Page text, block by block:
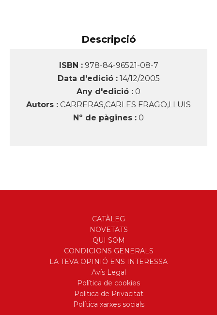
Descripció
ISBN : 978-84-96521-08-7
Data d'edició : 14/12/2005
Any d'edició : 0
Autors : CARRERAS,CARLES FRAGO,LLUIS
Nº de pàgines : 0
CATÀLEG
NOVETATS
QUI SOM
CONDICIONS GENERALS
LA TEVA OPINIÓ ENS INTERESSA
Avís Legal
Política de cookies
Politica de Privacitat
Política xarxes socials